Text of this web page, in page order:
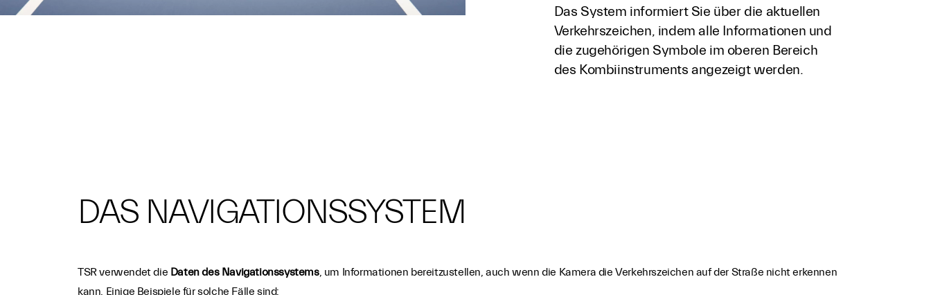
Das System informiert Sie über die aktuellen
Verkehrszeichen, indem alle Informationen und
die zugehörigen Symbole im oberen Bereich
des Kombiinstruments angezeigt werden.
DAS NAVIGATIONSSYSTEM
TSR verwendet die Daten des Navigationssystems, um Informationen bereitzustellen, auch wenn die Kamera die Verkehrszeichen auf der Straße nicht erkennen
kann. Einige Beispiele für solche Fälle sind: